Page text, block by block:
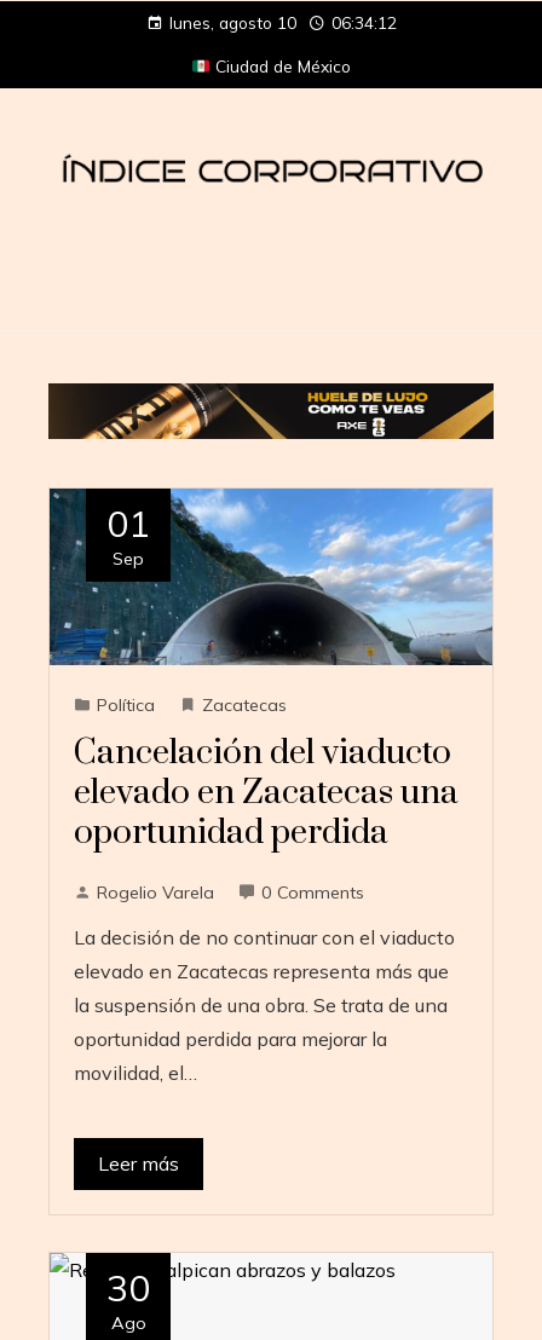
lunes, agosto 10 06:34:12
Ciudad de México
01
Sep
Política Zacatecas
Cancelación del viaducto
elevado en Zacatecas una
oportunidad perdida
Rogelio Varela 0 Comments
La decisión de no continuar con el viaducto
elevado en Zacatecas representa más que
la suspensión de una obra. Se trata de una
oportunidad perdida para mejorar la
movilidad, el…
Leer más
30
Ago